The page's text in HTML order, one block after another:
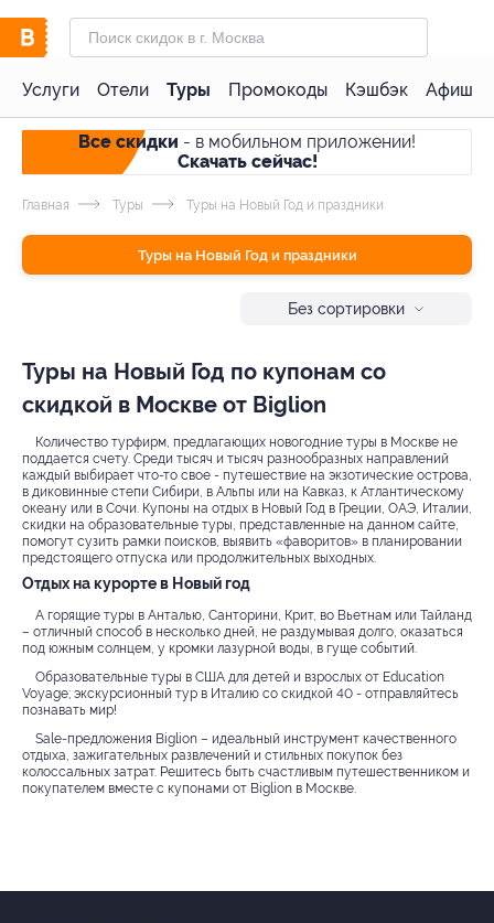
Услуги Отели Туры Промокоды Кэшбэк Афиша
Все скидки - в мобильном приложении!
Скачать сейчас!
Главная Туры Туры на Новый Год и праздники
Туры на Новый Год и праздники
Без сортировки
Туры на Новый Год по купонам со
скидкой в Москве от Biglion
Количество турфирм, предлагающих новогодние туры в Москве не
поддается счету. Среди тысяч и тысяч разнообразных направлений
каждый выбирает что-то свое - путешествие на экзотические острова,
в диковинные степи Сибири, в Альпы или на Кавказ, к Атлантическому
океану или в Сочи. Купоны на отдых в Новый Год в Греции, ОАЭ, Италии,
скидки на образовательные туры, представленные на данном сайте,
помогут сузить рамки поисков, выявить «фаворитов» в планировании
предстоящего отпуска или продолжительных выходных.
Отдых на курорте в Новый год
А горящие туры в Анталью, Санторини, Крит, во Вьетнам или Тайланд
– отличный способ в несколько дней, не раздумывая долго, оказаться
под южным солнцем, у кромки лазурной воды, в гуще событий.
Образовательные туры в США для детей и взрослых от Education
Voyage; экскурсионный тур в Италию со скидкой 40 - отправляйтесь
познавать мир!
Sale-предложения Biglion – идеальный инструмент качественного
отдыха, зажигательных развлечений и стильных покупок без
колоссальных затрат. Решитесь быть счастливым путешественником и
покупателем вместе с купонами от Biglion в Москве.